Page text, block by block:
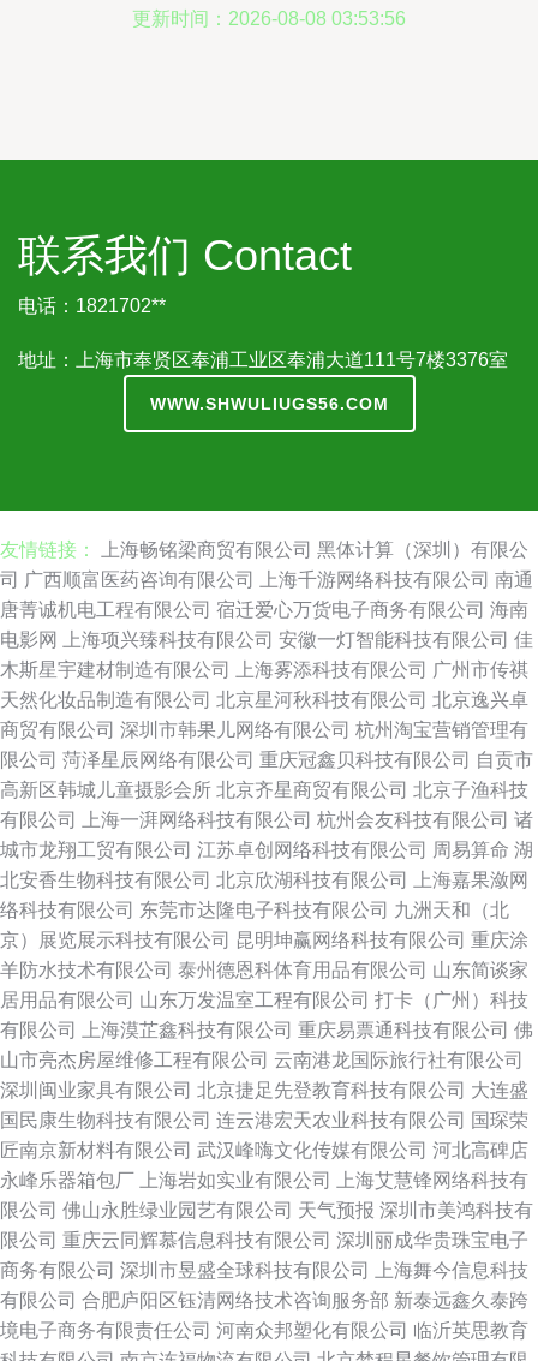
更新时间：2026-08-08 03:53:56
联系我们 Contact
电话：1821702**
地址：上海市奉贤区奉浦工业区奉浦大道111号7楼3376室
WWW.SHWULIUGS56.COM
友情链接： 上海畅铭梁商贸有限公司 黑体计算（深圳）有限公
司 广西顺富医药咨询有限公司 上海千游网络科技有限公司 南通
唐菁诚机电工程有限公司 宿迁爱心万货电子商务有限公司 海南
电影网
上海项兴臻科技有限公司 安徽一灯智能科技有限公司 佳
木斯星宇建材制造有限公司
上海雾添科技有限公司 广州市传祺
天然化妆品制造有限公司 北京星河秋科技有限公司 北京逸兴卓
商贸有限公司 深圳市韩果儿网络有限公司 杭州淘宝营销管理有
限公司 菏泽星辰网络有限公司 重庆冠鑫贝科技有限公司 自贡市
高新区韩城儿童摄影会所 北京齐星商贸有限公司 北京子渔科技
有限公司
上海一湃网络科技有限公司 杭州会友科技有限公司 诸
城市龙翔工贸有限公司 江苏卓创网络科技有限公司 周易算命 湖
北安香生物科技有限公司 北京欣湖科技有限公司
上海嘉果潋网
络科技有限公司 东莞市达隆电子科技有限公司 九洲天和（北
京）展览展示科技有限公司 昆明坤赢网络科技有限公司 重庆涂
羊防水技术有限公司 泰州德恩科体育用品有限公司 山东简谈家
居用品有限公司 山东万发温室工程有限公司 打卡（广州）科技
有限公司
上海漠芷鑫科技有限公司 重庆易票通科技有限公司 佛
山市亮杰房屋维修工程有限公司 云南港龙国际旅行社有限公司
深圳闽业家具有限公司 北京捷足先登教育科技有限公司 大连盛
国民康生物科技有限公司 连云港宏天农业科技有限公司 国琛荣
匠南京新材料有限公司 武汉峰嗨文化传媒有限公司 河北高碑店
永峰乐器箱包厂
上海岩如实业有限公司
上海艾慧锋网络科技有
限公司 佛山永胜绿业园艺有限公司 天气预报 深圳市美鸿科技有
限公司 重庆云同辉慕信息科技有限公司 深圳丽成华贵珠宝电子
商务有限公司 深圳市昱盛全球科技有限公司
上海舞今信息科技
有限公司 合肥庐阳区钰清网络技术咨询服务部 新泰远鑫久泰跨
境电子商务有限责任公司 河南众邦塑化有限公司 临沂英思教育